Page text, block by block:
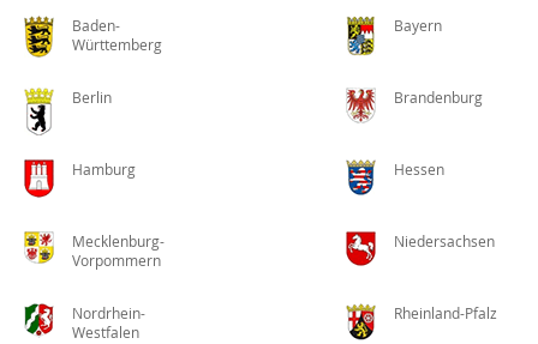
Baden-
Württemberg
Bayern
Berlin Brandenburg
Hamburg Hessen
Mecklenburg-
Vorpommern
Niedersachsen
Nordrhein-
Westfalen
Rheinland-Pfalz